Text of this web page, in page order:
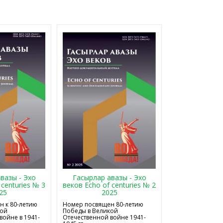
- Эхо
№ 3
к 80-летию
в 1941-
Гасырлар авазы - Эхо
веков Echo of centuries № 2
2025
Номер посвящен 80-летию
Победы в Великой
Отечественной войне 1941-